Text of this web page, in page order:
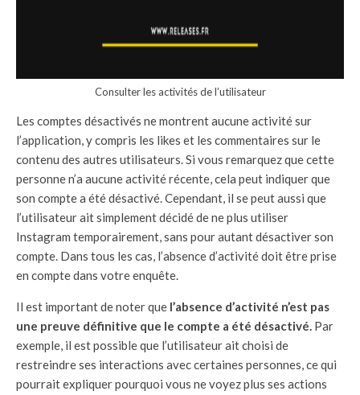
Consulter les activités de l’utilisateur
Les comptes désactivés ne montrent aucune activité sur
l’application, y compris les likes et les commentaires sur le
contenu des autres utilisateurs. Si vous remarquez que cette
personne n’a aucune activité récente, cela peut indiquer que
son compte a été désactivé. Cependant, il se peut aussi que
l’utilisateur ait simplement décidé de ne plus utiliser
Instagram temporairement, sans pour autant désactiver son
compte. Dans tous les cas, l’absence d’activité doit être prise
en compte dans votre enquête.
Il est important de noter que l’absence d’activité n’est pas
une preuve définitive que le compte a été désactivé. Par
exemple, il est possible que l’utilisateur ait choisi de
restreindre ses interactions avec certaines personnes, ce qui
pourrait expliquer pourquoi vous ne voyez plus ses actions